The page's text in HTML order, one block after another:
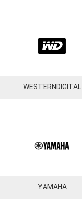
WESTERNDIGITAL
YAMAHA